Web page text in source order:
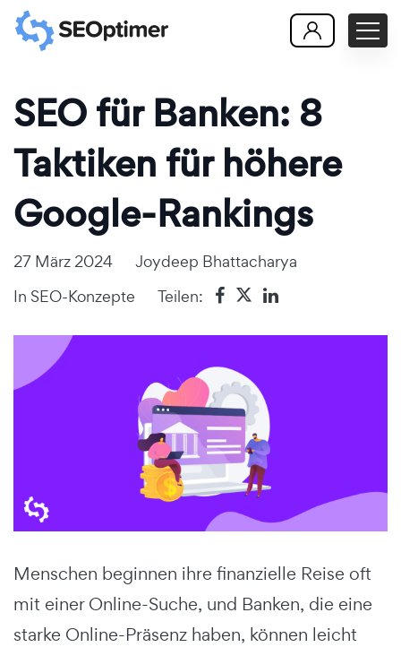
SEO für Banken: 8
Taktiken für höhere
Google-Rankings
27 März 2024
Joydeep Bhattacharya
In SEO-Konzepte Teilen:
Menschen beginnen ihre finanzielle Reise oft
mit einer Online-Suche, und Banken, die eine
starke Online-Präsenz haben, können leicht